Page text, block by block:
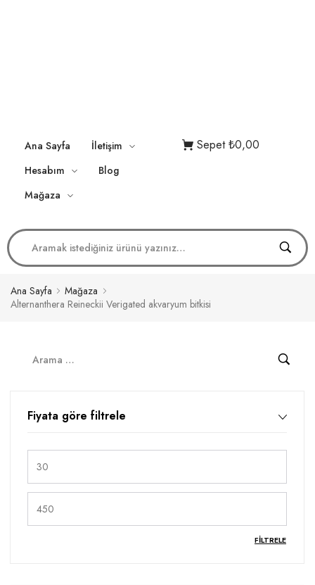
Ana Sayfa
İletişim
Hesabım
Blog
Mağaza
Sepet ₺0,00
Ana Sayfa
Mağaza
Alternanthera Reineckii Verigated akvaryum bitkisi
Fiyata göre filtrele
FILTRELE